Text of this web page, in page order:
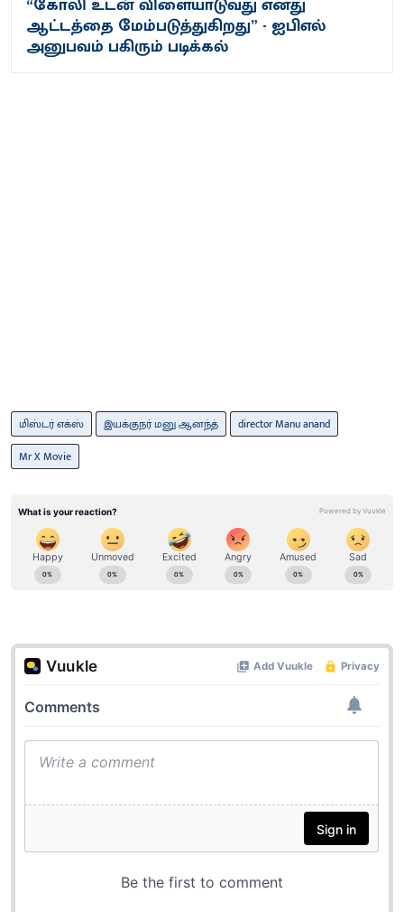
ஆட்டத்தை மேம்படுத்துகிறது” - ஐபிஎல்
அனுபவம் பகிரும் படிக்கல்
மிஸ்டர் எக்ஸ் இயக்குநர் மனு ஆனந்த்
director Manu anand
Mr X Movie